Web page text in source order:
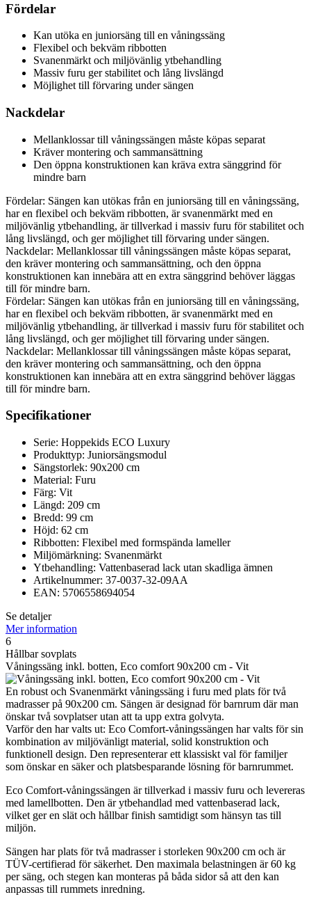
Fördelar
Kan utöka en juniorsäng till en våningssäng
Flexibel och bekväm ribbotten
Svanenmärkt och miljövänlig ytbehandling
Massiv furu ger stabilitet och lång livslängd
Möjlighet till förvaring under sängen
Nackdelar
Mellanklossar till våningssängen måste köpas separat
Kräver montering och sammansättning
Den öppna konstruktionen kan kräva extra sänggrind för
mindre barn
Fördelar: Sängen kan utökas från en juniorsäng till en våningssäng,
har en flexibel och bekväm ribbotten, är svanenmärkt med en
miljövänlig ytbehandling, är tillverkad i massiv furu för stabilitet och
lång livslängd, och ger möjlighet till förvaring under sängen.
Nackdelar: Mellanklossar till våningssängen måste köpas separat,
den kräver montering och sammansättning, och den öppna
konstruktionen kan innebära att en extra sänggrind behöver läggas
till för mindre barn.
Fördelar: Sängen kan utökas från en juniorsäng till en våningssäng,
har en flexibel och bekväm ribbotten, är svanenmärkt med en
miljövänlig ytbehandling, är tillverkad i massiv furu för stabilitet och
lång livslängd, och ger möjlighet till förvaring under sängen.
Nackdelar: Mellanklossar till våningssängen måste köpas separat,
den kräver montering och sammansättning, och den öppna
konstruktionen kan innebära att en extra sänggrind behöver läggas
till för mindre barn.
Specifikationer
Serie: Hoppekids ECO Luxury
Produkttyp: Juniorsängsmodul
Sängstorlek: 90x200 cm
Material: Furu
Färg: Vit
Längd: 209 cm
Bredd: 99 cm
Höjd: 62 cm
Ribbotten: Flexibel med formspända lameller
Miljömärkning: Svanenmärkt
Ytbehandling: Vattenbaserad lack utan skadliga ämnen
Artikelnummer: 37-0037-32-09AA
EAN: 5706558694054
Se detaljer
Mer information
6
Hållbar sovplats
Våningssäng inkl. botten, Eco comfort 90x200 cm - Vit
En robust och Svanenmärkt våningssäng i furu med plats för två
madrasser på 90x200 cm. Sängen är designad för barnrum där man
önskar två sovplatser utan att ta upp extra golvyta.
Varför den har valts ut: Eco Comfort-våningssängen har valts för sin
kombination av miljövänligt material, solid konstruktion och
funktionell design. Den representerar ett klassiskt val för familjer
som önskar en säker och platsbesparande lösning för barnrummet.
Eco Comfort-våningssängen är tillverkad i massiv furu och levereras
med lamellbotten. Den är ytbehandlad med vattenbaserad lack,
vilket ger en slät och hållbar finish samtidigt som hänsyn tas till
miljön.
Sängen har plats för två madrasser i storleken 90x200 cm och är
TÜV-certifierad för säkerhet. Den maximala belastningen är 60 kg
per säng, och stegen kan monteras på båda sidor så att den kan
anpassas till rummets inredning.